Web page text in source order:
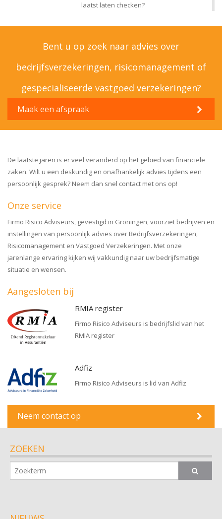
laatst laten checken?
Bent u op zoek naar advies over
bedrijfsverzekeringen, risicomanagement of
gespecialiseerde vastgoed verzekeringen?
Maak een afspraak
De laatste jaren is er veel veranderd op het gebied van financiële
zaken. Wilt u een deskundig en onafhankelijk advies tijdens een
persoonlijk gesprek? Neem dan snel contact met ons op!
Onze service
Firmo Risico Adviseurs, gevestigd in Groningen, voorziet bedrijven en
instellingen van persoonlijk advies over Bedrijfsverzekeringen,
Risicomanagement en Vastgoed Verzekeringen. Met onze
jarenlange ervaring kijken wij vakkundig naar uw bedrijfsmatige
situatie en wensen.
Aangesloten bij
RMIA register
Firmo Risico Adviseurs is bedrijfslid van het
RMIA register
Adfiz
Firmo Risico Adviseurs is lid van Adfiz
Neem contact op
ZOEKEN